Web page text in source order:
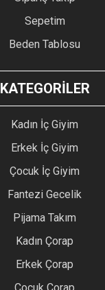
Sepetim
Beden Tablosu
KATEGORİLER
Kadın İç Giyim
Erkek İç Giyim
Çocuk İç Giyim
Fantezi Gecelik
Pijama Takım
Kadın Çorap
Erkek Çorap